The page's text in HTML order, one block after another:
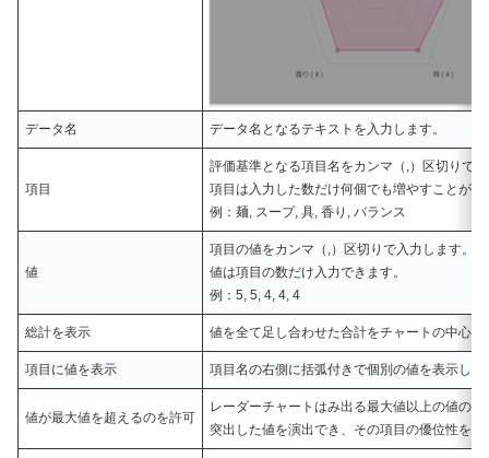
データ名 データ名となるテキストを入力します。
項目
評価基準となる項目名をカンマ（,）区切りで
項目は入力した数だけ何個でも増やすことがで
例：麺, スープ, 具, 香り, バランス
値
項目の値をカンマ（,）区切りで入力します。
値は項目の数だけ入力できます。
例：5, 5, 4, 4, 4
総計を表示 値を全て足し合わせた合計をチャートの中心に
項目に値を表示 項目名の右側に括弧付きで個別の値を表示しま
値が最大値を超えるのを許可
レーダーチャートはみ出る最大値以上の値の
突出した値を演出でき、その項目の優位性を